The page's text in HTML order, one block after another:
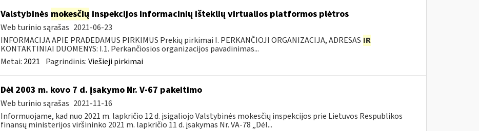
Valstybinės mokesčių inspekcijos informacinių išteklių virtualios platformos plėtros
Web turinio sąrašas 2021-06-23
INFORMACIJA APIE PRADEDAMUS PIRKIMUS Prekių pirkimai I. PERKANČIOJI ORGANIZACIJA, ADRESAS IR
KONTAKTINIAI DUOMENYS: I.1. Perkančiosios organizacijos pavadinimas...
Metai: 2021 Pagrindinis:Viešieji pirkimai
Dėl 2003 m. kovo 7 d. įsakymo Nr. V-67 pakeitimo
Web turinio sąrašas 2021-11-16
Informuojame, kad nuo 2021 m. lapkričio 12 d. įsigaliojo Valstybinės mokesčių inspekcijos prie Lietuvos Respublikos
finansų ministerijos viršininko 2021 m. lapkričio 11 d. įsakymas Nr. VA-78 „Dėl...